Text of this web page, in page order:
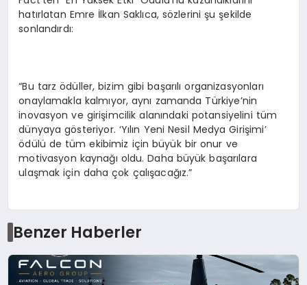
hatırlatan Emre İlkan Saklıca, sözlerini şu şekilde
sonlandırdı:
“Bu tarz ödüller, bizim gibi başarılı organizasyonları
onaylamakla kalmıyor, aynı zamanda Türkiye’nin
inovasyon ve girişimcilik alanındaki potansiyelini tüm
dünyaya gösteriyor. ‘Yılın Yeni Nesil Medya Girişimi’
ödülü de tüm ekibimiz için büyük bir onur ve
motivasyon kaynağı oldu. Daha büyük başarılara
ulaşmak için daha çok çalışacağız.”
Benzer Haberler